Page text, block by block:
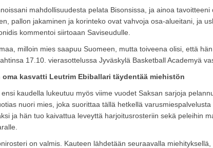
mahdollisuudesta pelata Bisonsissa, ja ainoa
pallon jakaminen ja korinteko ovat vahvoja osa-alueitani, ja
kommentoi siirtoaan Saviseudulle.
milloin mies saapuu Suomeen, mutta toiveena olisi, että
17.10. vierasottelussa Jyväskylä Basketball Academyä
oma kasvatti Leutrim Ebiballari täydentää miehistön
kaudella lukeutuu myös viime vuodet Saksan sarjoja
nuori mies, joka suorittaa tällä hetkellä
ja hän tuo kaivattua leveyttä harjoitusrosteriin sekä peleihin
on valmis. Kauteen lähdetään seuraavalla